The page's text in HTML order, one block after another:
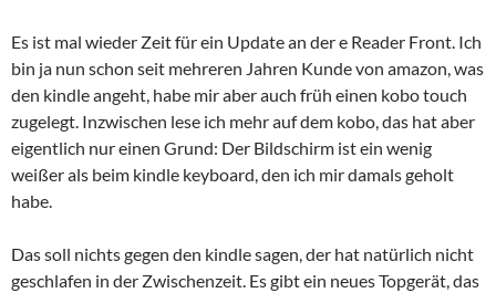
Es ist mal wieder Zeit für ein Update an der e Reader Front. Ich
bin ja nun schon seit mehreren Jahren Kunde von amazon, was
den kindle angeht, habe mir aber auch früh einen kobo touch
zugelegt. Inzwischen lese ich mehr auf dem kobo, das hat aber
eigentlich nur einen Grund: Der Bildschirm ist ein wenig
weißer als beim kindle keyboard, den ich mir damals geholt
habe.
Das soll nichts gegen den kindle sagen, der hat natürlich nicht
geschlafen in der Zwischenzeit. Es gibt ein neues Topgerät, das